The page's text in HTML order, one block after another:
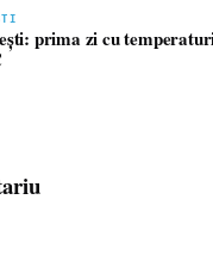
prima zi cu